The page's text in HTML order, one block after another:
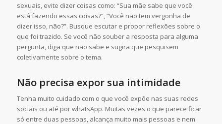
sexuais, evite dizer coisas como: “Sua mãe sabe que você
está fazendo essas coisas?”, “Você não tem vergonha de
dizer isso, não?”. Busque escutar e propor reflexões sobre o
que foi trazido. Se você não souber a resposta para alguma
pergunta, diga que não sabe e sugira que pesquisem
coletivamente sobre o tema.
Não precisa expor sua intimidade
Tenha muito cuidado com o que você expõe nas suas redes
sociais ou até por whatsApp. Muitas vezes o que parece ficar
só entre duas pessoas, alcança muito mais pessoas e nem